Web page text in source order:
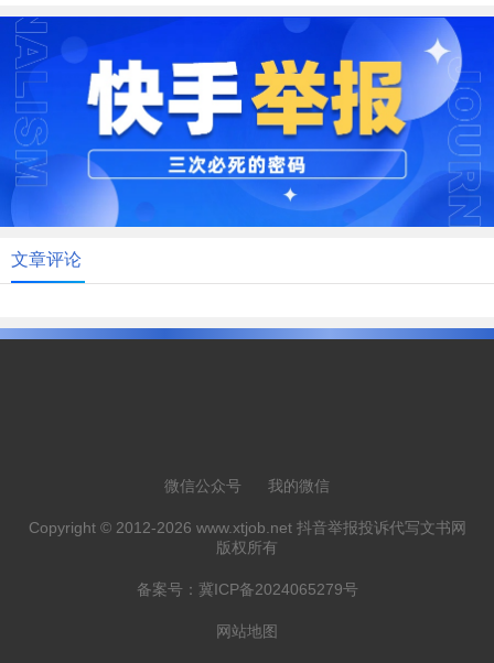
文章评论
微信公众号 我的微信
Copyright © 2012-2026 www.xtjob.net 抖音举报投诉代写文书网
版权所有
备案号： 冀ICP备2024065279号
网站地图